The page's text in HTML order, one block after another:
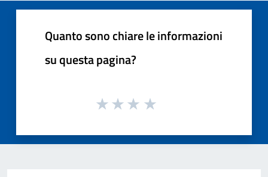
Quanto sono chiare le informazioni
su questa pagina?